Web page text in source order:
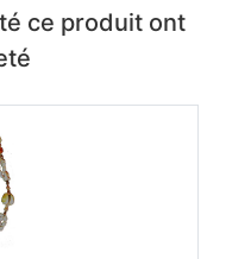
ce produit ont